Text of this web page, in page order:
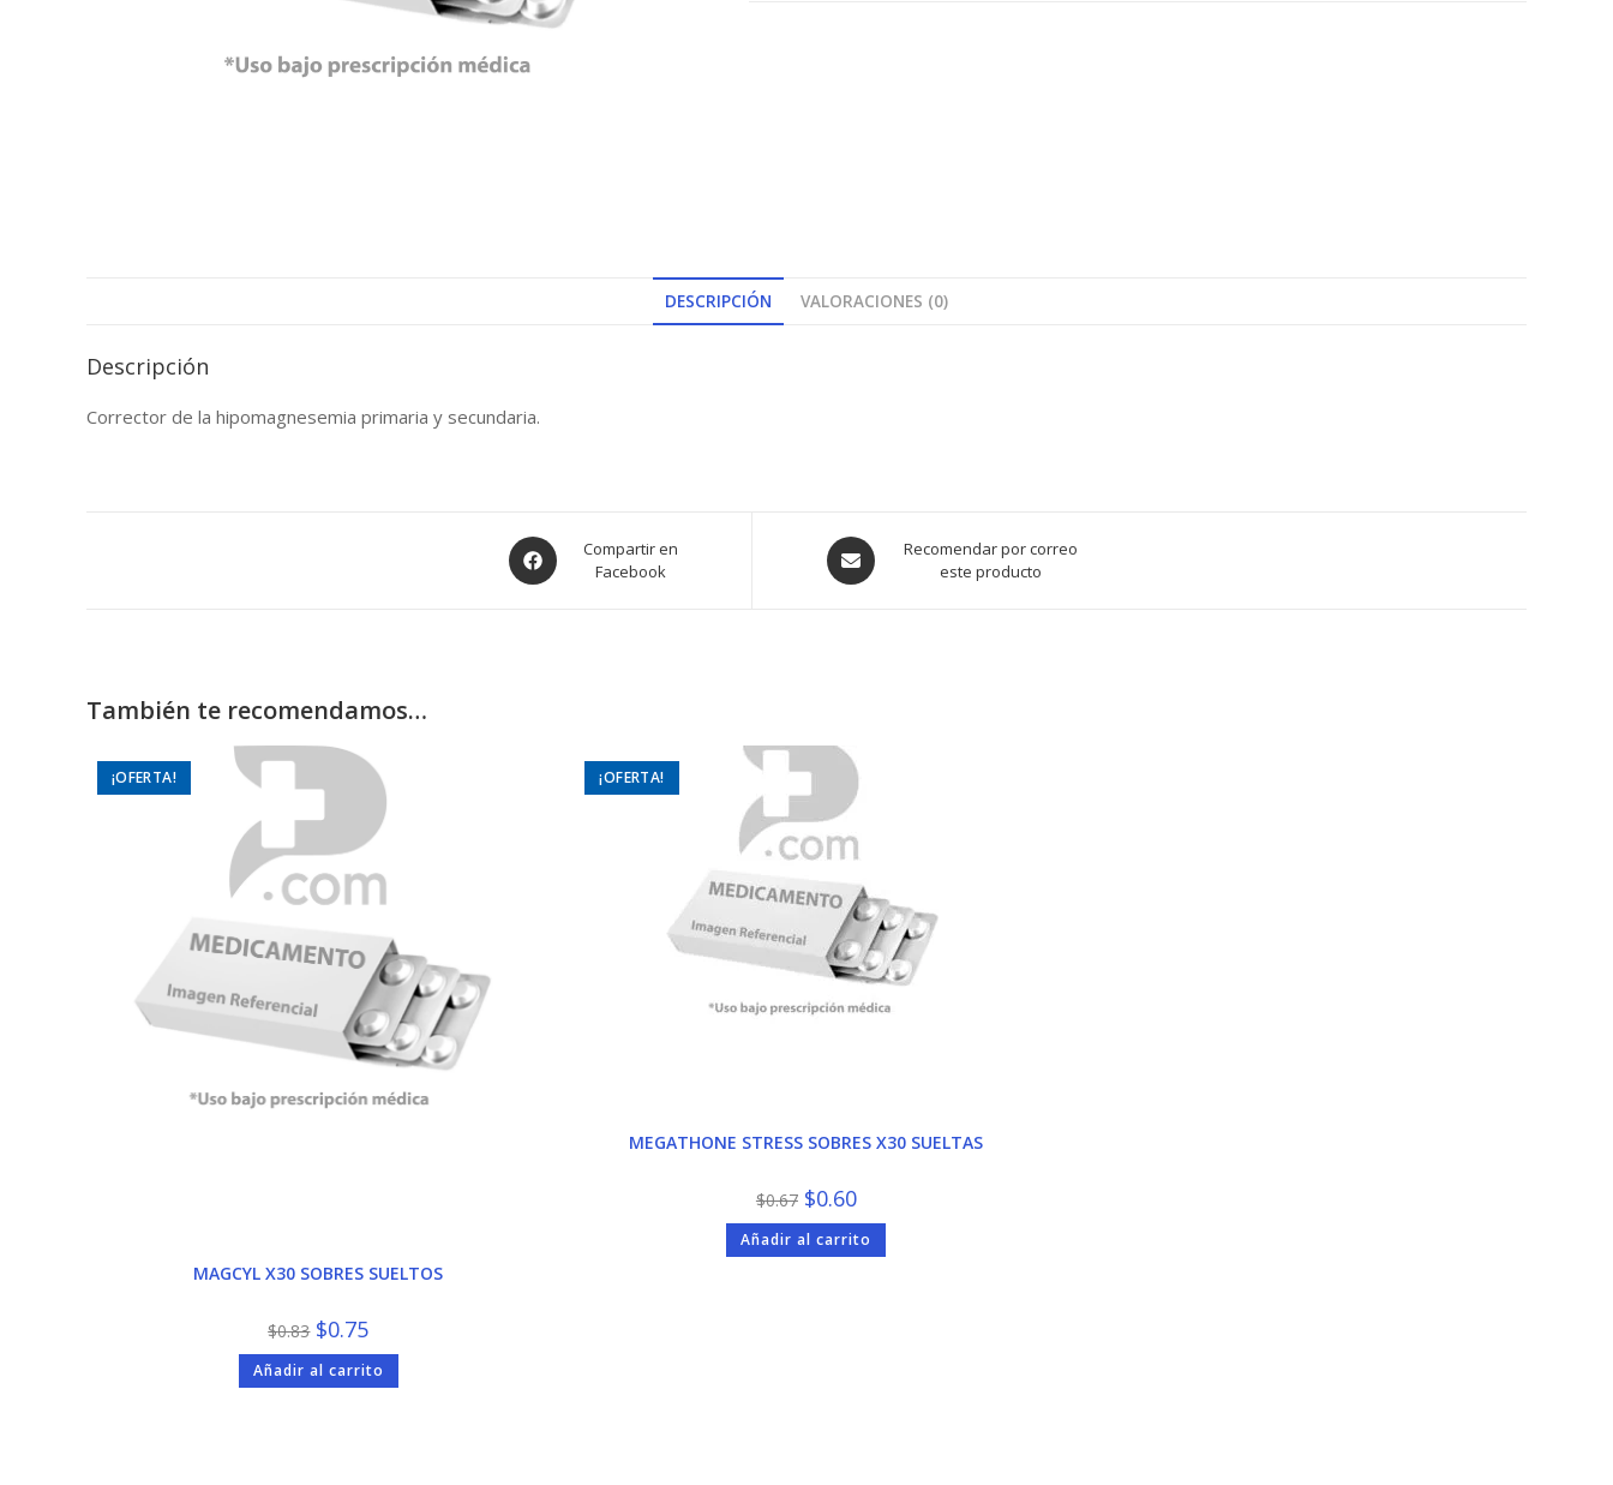
DESCRIPCIÓN VALORACIONES (0)
Descripción
Corrector de la hipomagnesemia primaria y secundaria.
Opens
in
Compartir en
Facebook
Opens
in
Recomendar por correo
este producto
También te recomendamos…
¡OFERTA!
MAGCYL X30 SOBRES SUELTOS
$0.83 El
precio
original
era:
$0.83.
$0.75El
precio
actual
es:
$0.75.
Añadir al carrito
¡OFERTA!
MEGATHONE STRESS SOBRES X30 SUELTAS
$0.67 El
precio
original
era:
$0.67.
$0.60El
precio
actual
es:
$0.60.
Añadir al carrito